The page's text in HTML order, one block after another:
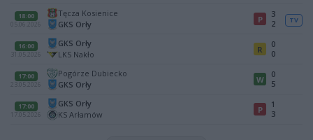
18:00
05.06.2026
Tęcza Kosienice
GKS Orły
P
3
2
TV
16:00
31.05.2026
GKS Orły
LKS Nakło
R
0
0
17:00
23.05.2026
Pogórze Dubiecko
GKS Orły
W
0
5
17:00
17.05.2026
GKS Orły
KS Arłamów
P
1
3